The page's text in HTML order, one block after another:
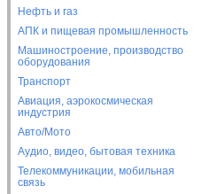
Нефть и газ
АПК и пищевая промышленность
Машиностроение, производство
оборудования
Транспорт
Авиация, аэрокосмическая
индустрия
Авто/Мото
Аудио, видео, бытовая техника
Телекоммуникации, мобильная
связь